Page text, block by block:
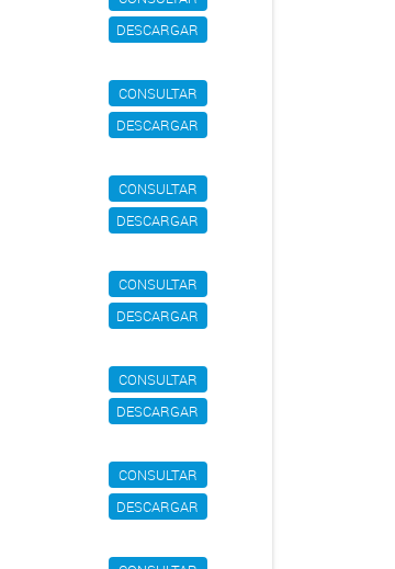
DESCARGAR
CONSULTAR
DESCARGAR
CONSULTAR
DESCARGAR
CONSULTAR
DESCARGAR
CONSULTAR
DESCARGAR
CONSULTAR
DESCARGAR